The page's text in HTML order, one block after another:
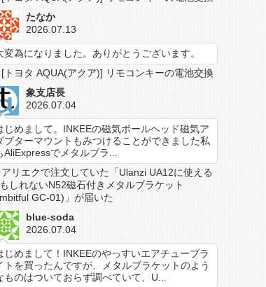
たなか
2026.07.13
変為になりました。ありがとうございます。
[トヨタ AQUA(アクア)] リモコンキーの電池交換
象支店長
2026.07.04
じめまして。INKEEの磁気ボールヘッド磁気ア
プターマウントもみつけることができました私
AliExpressでメタルブラ...
アリエクで注文していた「Ulanzi UA12に使える
しれないN52磁石付きメタルブラケット
GC-01)」が届いた
blue-soda
2026.07.04
じめまして！INKEEのやっすいエアチューブラ
トを買ったんですが、メタルブラケットのよう
ものはついておらず調べていて、U...